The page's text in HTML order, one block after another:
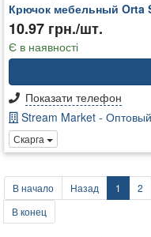
Крючок мебельный Orta
10.97 грн./шт.
Є в наявності
Показати телефон
Stream Market -
Скарга
В начало Назад 1 2
В конец